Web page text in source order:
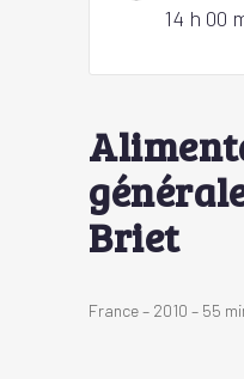
14 h 00
Briet
France – 2010 – 55